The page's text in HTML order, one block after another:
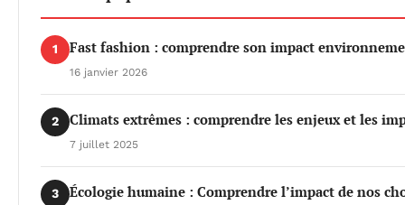
1 Fast fashion : comprendre son impact
16 janvier 2026
2 Climats extrêmes : comprendre les enjeux et les
7 juillet 2025
3
Écologie humaine : Comprendre l’impact de nos